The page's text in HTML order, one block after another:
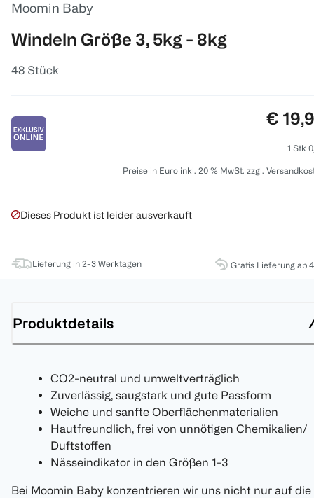
Moomin Baby
Windeln Größe 3, 5kg - 8kg
48 Stück
Preis:
€
1 Stk
Preise in Euro inkl. 20 % MwSt. zzgl.
Dieses Produkt ist leider ausverkauft
Lieferung in 2-3 Werktagen Gratis Lieferung ab
Produktdetails
CO2-neutral und umweltverträglich
Zuverlässig, saugstark und gute Passform
Weiche und sanfte Oberflächenmaterialien
Hautfreundlich, frei von unnötigen Chemikalien/
Duftstoffen
Nässeindikator in den Größen 1-3
Bei Moomin Baby konzentrieren wir uns nicht nur auf die